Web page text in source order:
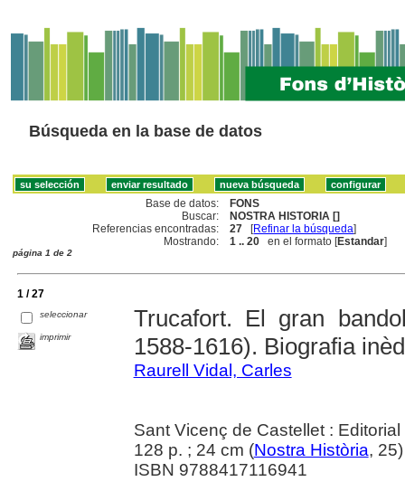
Búsqueda en la base de datos
Base de datos:
FONS
Buscar:
NOSTRA HISTORIA []
Referencias encontradas:
27 [Refinar la búsqueda]
Mostrando:
1 .. 20 en el formato [Estandar]
página 1 de 2
1 / 27
seleccionar
imprimir
Trucafort. El gran
1588-1616). Biografia
Raurell Vidal, Carles
Sant Vicenç de Castellet :
128 p. ; 24 cm (Nostra Història,
ISBN 9788417116941